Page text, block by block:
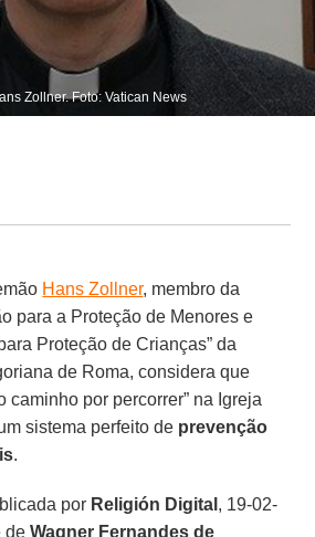
Zollner. Foto: Vatican News
Hans Zollner, membro da
para a Proteção de Menores e
Proteção de Crianças” da
de Roma, considera que
caminho por percorrer” na Igreja
sistema perfeito de prevenção
.
por Religión Digital , 19-02-
deWagner Fernandes de